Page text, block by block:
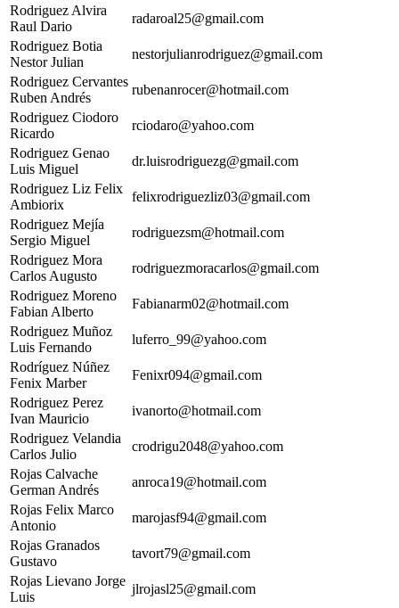
Rodriguez Alvira
Raul Dario
radaroal25@gmail.com
Rodriguez Botia
Nestor Julian
nestorjulianrodriguez@gmail.com
Rodriguez Cervantes
Ruben Andrés
rubenanrocer@hotmail.com
Rodriguez Ciodoro
Ricardo
rciodaro@yahoo.com
Rodriguez Genao
Luis Miguel
dr.luisrodriguezg@gmail.com
Rodriguez Liz Felix
Ambiorix
felixrodriguezliz03@gmail.com
Rodriguez Mejía
Sergio Miguel
rodriguezsm@hotmail.com
Rodriguez Mora
Carlos Augusto
rodriguezmoracarlos@gmail.com
Rodriguez Moreno
Fabian Alberto
Fabianarm02@hotmail.com
Rodriguez Muñoz
Luis Fernando
luferro_99@yahoo.com
Rodríguez Núñez
Fenix Marber
Fenixr094@gmail.com
Rodriguez Perez
Ivan Mauricio
ivanorto@hotmail.com
Rodriguez Velandia
Carlos Julio
crodrigu2048@yahoo.com
Rojas Calvache
German Andrés
anroca19@hotmail.com
Rojas Felix Marco
Antonio
marojasf94@gmail.com
Rojas Granados
Gustavo
tavort79@gmail.com
Rojas Lievano Jorge
Luis
jlrojasl25@gmail.com